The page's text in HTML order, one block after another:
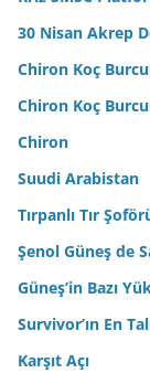
30 Nisan Akrep
Chiron Koç
Chiron Koç
Chiron
Suudi Arabistan
Tırpanlı Tır
Şenol Güneş de
Güneş’in Bazı
Survivor’ın En
Karşıt Açı